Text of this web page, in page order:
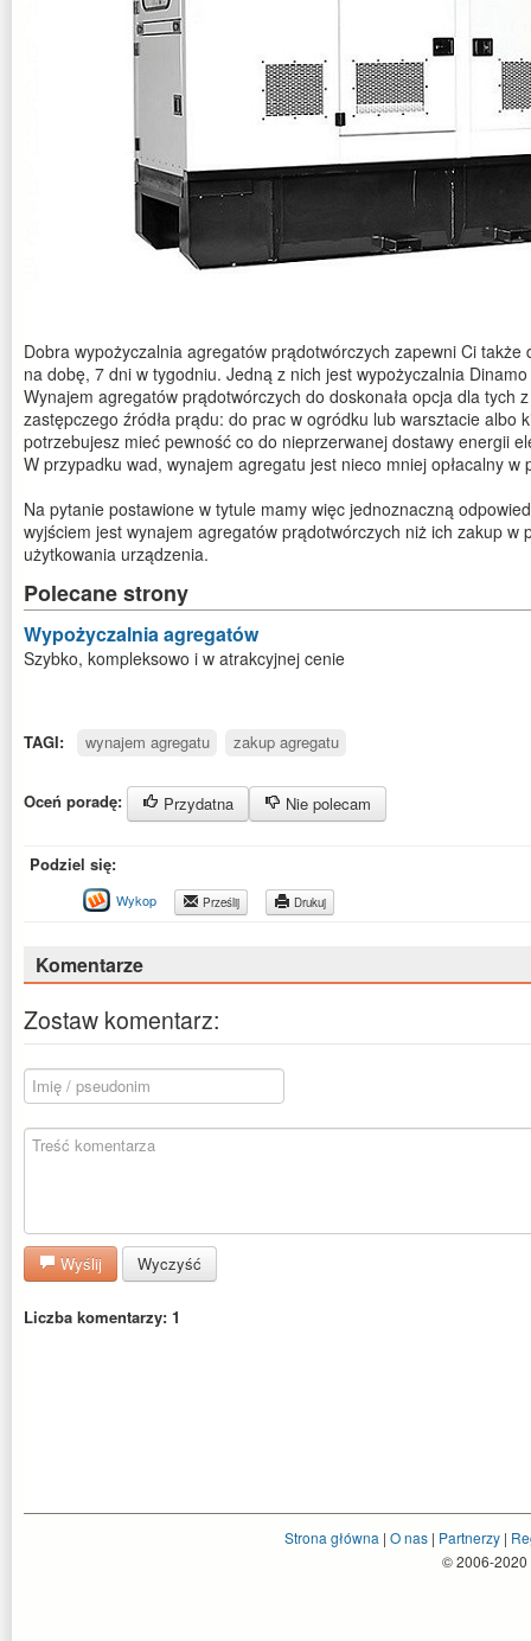
Dobra wypożyczalnia agregatów prądotwórczych zapewni Ci
na dobę, 7 dni w tygodniu. Jedną z nich jest wypożyczalnia
Wynajem agregatów prądotwórczych do doskonała opcja dla tych
zastępczego źródła prądu: do prac w ogródku lub warsztacie albo
potrzebujesz mieć pewność co do nieprzerwanej dostawy energii
W przypadku wad, wynajem agregatu jest nieco mniej opłacalny
Na pytanie postawione w tytule mamy więc jednoznaczną
wyjściem jest wynajem agregatów prądotwórczych niż ich zakup w
użytkowania urządzenia.
Polecane strony
Wypożyczalnia agregatów
Szybko, kompleksowo i w atrakcyjnej cenie
TAGI: wynajem agregatu zakup agregatu
Oceń poradę: Przydatna Nie polecam
Podziel się:
Wykop Prześlij Drukuj
Komentarze
Zostaw komentarz:
Wyślij Wyczyść
Liczba komentarzy: 1
Strona główna | O nas| Partnerzy|
© 2006-2020